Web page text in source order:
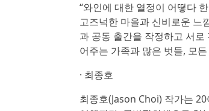
“와인에 대한 열정이 어떻다
고즈넉한 마을과 신비로운 느
과 공동 출간을 작정하고 서
어주는 가족과 많은 벗들, 모
· 최종호
최종호(Jason Choi) 작가는